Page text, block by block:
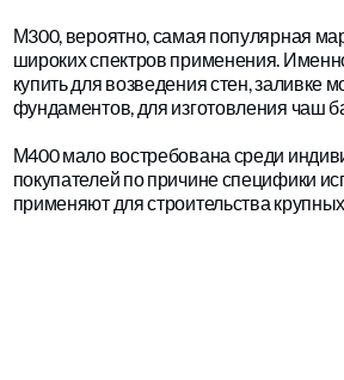
М300, вероятно, самая популярная
широких спектров применения.
купить для возведения стен, заливке
фундаментов, для изготовления чаш
М400 мало востребована среди
покупателей по причине специфики
применяют для строительства